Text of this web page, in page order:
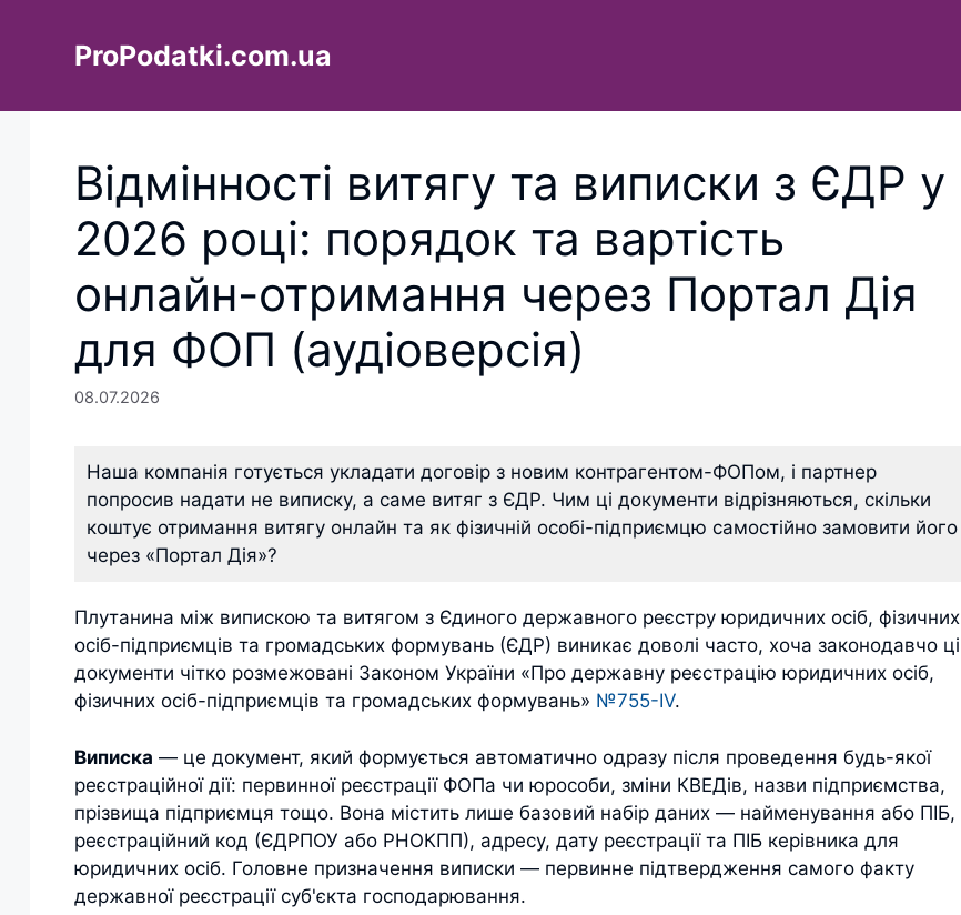
ProPodatki.com.ua
Відмінності витягу та виписки з ЄДР у
2026 році: порядок та вартість
онлайн-отримання через Портал Дія
для ФОП (аудіоверсія)
08.07.2026
Наша компанія готується укладати договір з новим контрагентом-ФОПом, і партнер
попросив надати не виписку, а саме витяг з ЄДР. Чим ці документи відрізняються, скільки
коштує отримання витягу онлайн та як фізичній особі-підприємцю самостійно замовити його
через «Портал Дія»?
Плутанина між випискою та витягом з Єдиного державного реєстру юридичних осіб, фізичних
осіб-підприємців та громадських формувань (ЄДР) виникає доволі часто, хоча законодавчо ці
документи чітко розмежовані Законом України «Про державну реєстрацію юридичних осіб,
фізичних осіб-підприємців та громадських формувань» №755-IV.
Виписка — це документ, який формується автоматично одразу після проведення будь-якої
реєстраційної дії: первинної реєстрації ФОПа чи юрособи, зміни КВЕДів, назви підприємства,
прізвища підприємця тощо. Вона містить лише базовий набір даних — найменування або ПІБ,
реєстраційний код (ЄДРПОУ або РНОКПП), адресу, дату реєстрації та ПІБ керівника для
юридичних осіб. Головне призначення виписки — первинне підтвердження самого факту
державної реєстрації суб'єкта господарювання.